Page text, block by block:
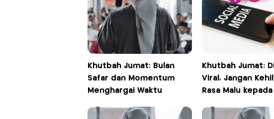
Khutbah Jumat: Bulan
Safar dan Momentum
Menghargai Waktu
Khutbah Jumat:
Viral, Jangan
Rasa Malu